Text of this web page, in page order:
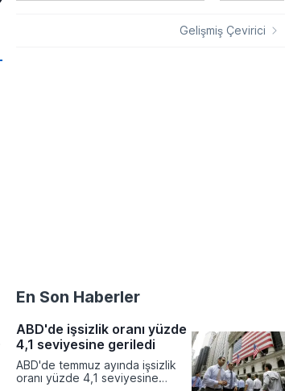
Gelişmiş Çevirici
En Son Haberler
ABD'de işsizlik oranı yüzde
4,1 seviyesine geriledi
ABD'de temmuz ayında işsizlik
oranı yüzde 4,1 seviyesine